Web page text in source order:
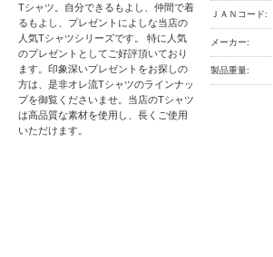
Tシャツ。自分できるもよし、仲間で着
るもよし、プレゼントによしな当店の
人気Tシャツシリーズです。 特に人気
のプレゼントとしてご好評頂いており
ます。印象深いプレゼントをお探しの
方は、是非オレ流Tシャツのラインナッ
プを御覧くださいませ。当店のTシャツ
は高品質な素材を使用し、長くご使用
いただけます。
ＪＡＮコード:
メーカー:
製品重量: